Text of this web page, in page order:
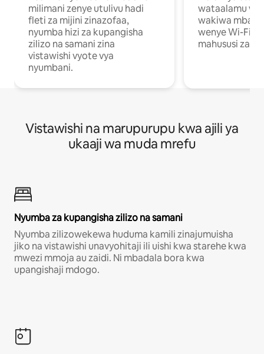
milimani zenye utulivu hadi
fleti za mijini zinazofaa,
nyumba hizi za kupangisha
zilizo na samani zina
vistawishi vyote vya
nyumbani.
wataalamu
wakiwa mbali
wenye Wi-Fi
mahususi za
Vistawishi na marupurupu kwa ajili ya
ukaaji wa muda mrefu
Nyumba za kupangisha zilizo na samani
Nyumba zilizowekewa huduma kamili zinajumuisha
jiko na vistawishi unavyohitaji ili uishi kwa starehe kwa
mwezi mmoja au zaidi. Ni mbadala bora kwa
upangishaji mdogo.